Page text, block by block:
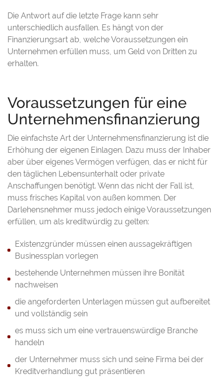
Die Antwort auf die letzte Frage kann sehr
unterschiedlich ausfallen. Es hängt von der
Finanzierungsart ab, welche Voraussetzungen ein
Unternehmen erfüllen muss, um Geld von Dritten zu
erhalten.
Voraussetzungen für eine
Unternehmensfinanzierung
Die einfachste Art der Unternehmensfinanzierung ist die
Erhöhung der eigenen Einlagen. Dazu muss der Inhaber
aber über eigenes Vermögen verfügen, das er nicht für
den täglichen Lebensunterhalt oder private
Anschaffungen benötigt. Wenn das nicht der Fall ist,
muss frisches Kapital von außen kommen. Der
Darlehensnehmer muss jedoch einige Voraussetzungen
erfüllen, um als kreditwürdig zu gelten:
Existenzgründer müssen einen aussagekräftigen
Businessplan vorlegen
bestehende Unternehmen müssen ihre Bonität
nachweisen
die angeforderten Unterlagen müssen gut aufbereitet
und vollständig sein
es muss sich um eine vertrauenswürdige Branche
handeln
der Unternehmer muss sich und seine Firma bei der
Kreditverhandlung gut präsentieren